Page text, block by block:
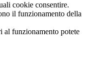
cookie consentire.
il funzionamento della
al funzionamento potete